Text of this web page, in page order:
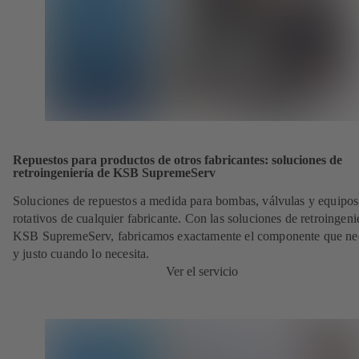
Repuestos para productos de otros fabricantes: soluciones de
retroingeniería de KSB SupremeServ
Soluciones de repuestos a medida para bombas, válvulas y equipos
rotativos de cualquier fabricante. Con las soluciones de
KSB SupremeServ, fabricamos exactamente el componente que
y justo cuando lo necesita.
Ver el servicio